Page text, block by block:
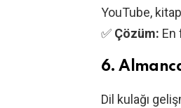
YouTube,
✅ Çözüm: En
6.
Dil kulağı